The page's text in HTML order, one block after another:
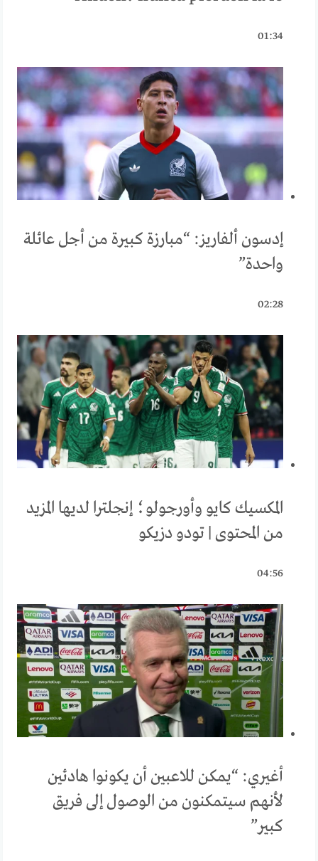
01:34
إدسون ألفاريز: “مبارزة كبيرة من أجل عائلة
واحدة”
02:28
المكسيك كايو وأورجولو؛ إنجلترا لديها المزيد
من المحتوى | تودو دزيكو
04:56
أغيري: “يمكن للاعبين أن يكونوا هادئين
لأنهم سيتمكنون من الوصول إلى فريق
كبير”